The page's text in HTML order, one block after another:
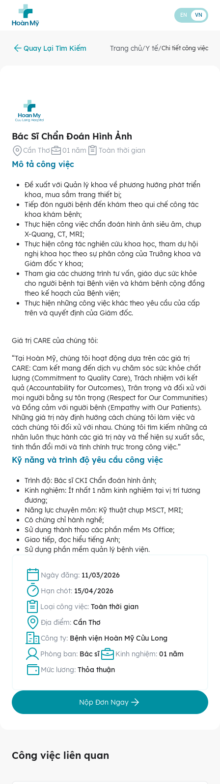
EN VN
Quay Lại Tìm Kiếm Trang chủ/Y tế/Chi tiết công việc
Bác Sĩ Chẩn Đoán Hình Ảnh
Cần Thơ 01 năm Toàn thời gian
Mô tả công việc
Đề xuất với Quản lý khoa về phương hướng phát triển
khoa, mua sắm trang thiết bị;
Tiếp đón người bệnh đến khám theo qui chế công tác
khoa khám bệnh;
Thực hiện công việc chẩn đoán hình ảnh siêu âm, chụp
X-Quang, CT, MRI;
Thực hiện công tác nghiên cứu khoa học, tham dự hội
nghị khoa học theo sự phân công của Trưởng khoa và
Giám đốc Y khoa;
Tham gia các chương trình tư vấn, giáo dục sức khỏe
cho người bệnh tại Bệnh viện và khám bệnh cộng đồng
theo kế hoạch của Bệnh viện;
Thực hiện những công việc khác theo yêu cầu của cấp
trên và quyết định của Giám đốc.
Giá trị CARE của chúng tôi:
“Tại Hoàn Mỹ, chúng tôi hoạt động dựa trên các giá trị
CARE: Cam kết mang đến dịch vụ chăm sóc sức khỏe chất
lượng (Commitment to Quality Care), Trách nhiệm với kết
quả (Accountability for Outcomes), Trân trọng và đối xử với
mọi người bằng sự tôn trọng (Respect for Our Communities)
và Đồng cảm với người bệnh (Empathy with Our Patients).
Những giá trị này định hướng cách chúng tôi làm việc và
cách chúng tôi đối xử với nhau. Chúng tôi tìm kiếm những cá
nhân luôn thực hành các giá trị này và thể hiện sự xuất sắc,
tinh thần đổi mới và tính chính trực trong công việc.”
Kỹ năng và trình độ yêu cầu công việc
Trình độ: Bác sĩ CKI Chẩn đoán hình ảnh;
Kinh nghiệm: Ít nhất 1 năm kinh nghiệm tại vị trí tương
đương;
Năng lực chuyên môn: Kỹ thuật chụp MSCT, MRI;
Có chứng chỉ hành nghề;
Sử dụng thành thạo các phần mềm Ms Office;
Giao tiếp, đọc hiểu tiếng Anh;
Sử dụng phần mềm quản lý bệnh viện.
Ngày đăng: 11/03/2026
Hạn chót: 15/04/2026
Loại công việc: Toàn thời gian
Địa điểm: Cần Thơ
Công ty: Bệnh viện Hoàn Mỹ Cửu Long
Phòng ban: Bác sĩ Kinh nghiệm: 01 năm
Mức lương: Thỏa thuận
Nộp Đơn Ngay
Công việc liên quan